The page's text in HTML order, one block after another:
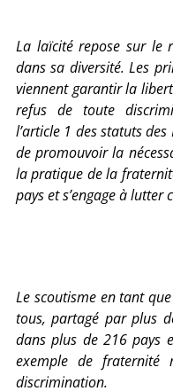
La laïcité repose sur le
dans sa diversité. Les
viennent garantir la
refus de toute
l’article 1 des statuts des
de promouvoir la
la pratique de la
pays et s’engage à
Le scoutisme en tant
tous, partagé par plus
dans plus de 216 pays
exemple de
discrimination.